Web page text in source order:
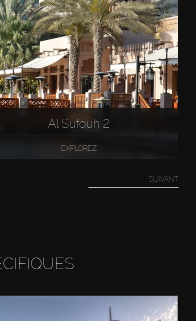
Al Sufouh 2
EXPLOREZ
SUIVANT